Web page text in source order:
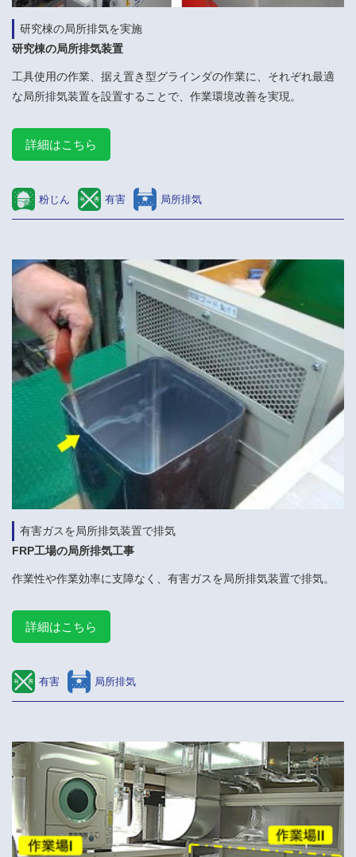
研究棟の局所排気を実施
研究棟の局所排気装置
工具使用の作業、据え置き型グラインダの作業に、それぞれ最適
な局所排気装置を設置することで、作業環境改善を実現。
詳細はこちら
粉じん 有害 局所排気
有害ガスを局所排気装置で排気
FRP工場の局所排気工事
作業性や作業効率に支障なく、有害ガスを局所排気装置で排気。
詳細はこちら
有害 局所排気